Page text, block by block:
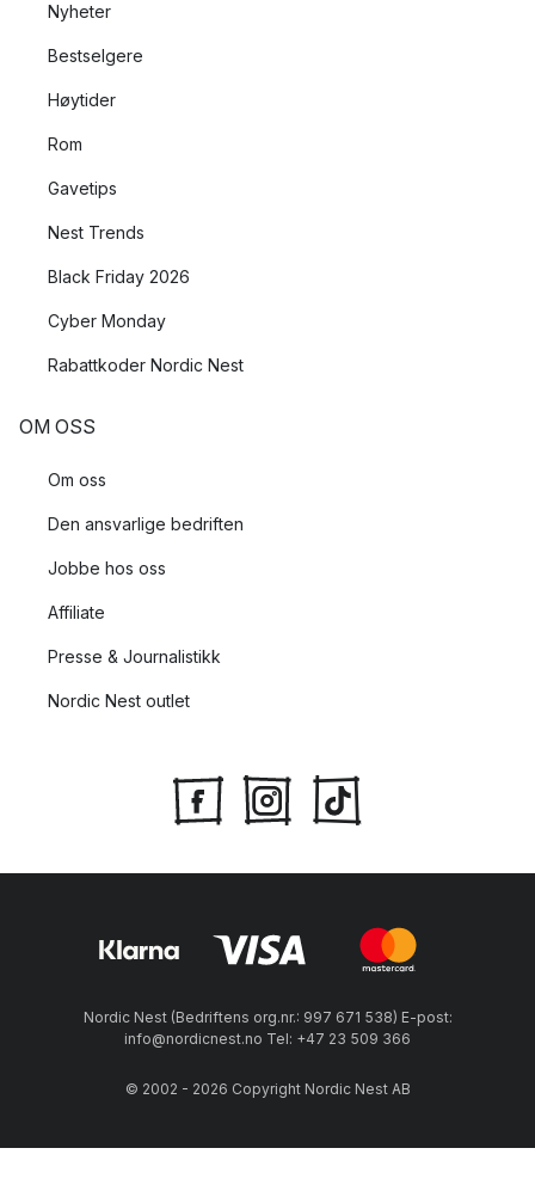
Nyheter
Bestselgere
Høytider
Rom
Gavetips
Nest Trends
Black Friday 2026
Cyber Monday
Rabattkoder Nordic Nest
OM OSS
Om oss
Den ansvarlige bedriften
Jobbe hos oss
Affiliate
Presse & Journalistikk
Nordic Nest outlet
Nordic Nest (Bedriftens org.nr.: 997 671 538) E-post:
info@nordicnest.no Tel: +47 23 509 366
© 2002 - 2026 Copyright Nordic Nest AB